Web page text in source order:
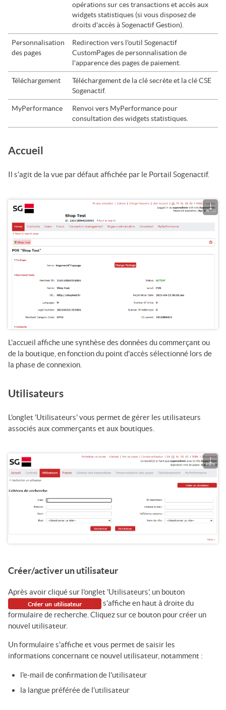
opérations sur ces transactions et accès aux
widgets statistiques (si vous disposez de
droits d'accès àSogenactif Gestion).
Personnalisation
des pages
Redirection vers l'outilSogenactif
CustomPagesde personnalisation de
l'apparence des pages de paiement.
Téléchargement
Téléchargement de la clé secrète et la clé CSE
Sogenactif.
MyPerformance
Renvoi vers MyPerformance pour
consultation des widgets statistiques.
Accueil
Il s'agit de la vue par défaut affichée par le Portail Sogenactif.
L'accueil affiche une synthèse des données du commerçant ou
de la boutique, en fonction du point d'accès sélectionné lors de
la phase de connexion.
Utilisateurs
L'onglet 'Utilisateurs' vous permet de gérer les utilisateurs
associés aux commerçants et aux boutiques.
Créer/activer un utilisateur
Après avoir cliqué sur l'onglet 'Utilisateurs', un bouton
s'affiche en haut à droite du
formulaire de recherche. Cliquez sur ce bouton pour créer un
nouvel utilisateur.
Un formulaire s'affiche et vous permet de saisir les
informations concernant ce nouvel utilisateur, notamment :
l'e-mail de confirmation de l'utilisateur
la langue préférée de l'utilisateur